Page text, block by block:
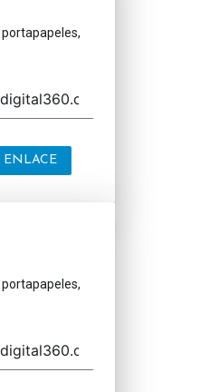
portapapeles,
ENLACE
portapapeles,